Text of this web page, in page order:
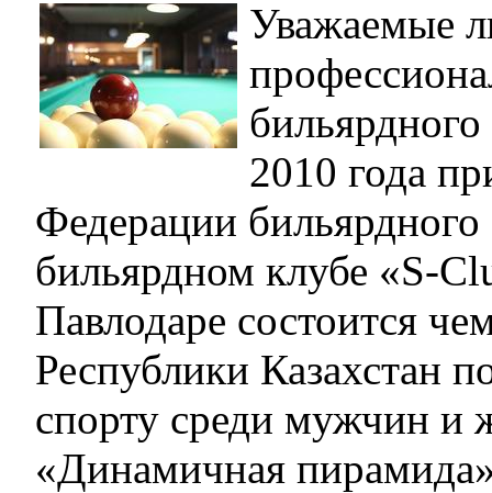
Уважаемые
2010 года
Федерации
бильярдном клубе «S-
Павлодаре состоится
Республики Казахстан
спорту среди мужчин и
«Динамичная